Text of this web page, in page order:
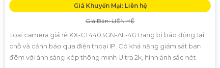
Giá Khuyến Mại: Liên hệ
Giá Bán: LIÊN HỆ
Loại camera giá rẻ KX-CF4403GN-AL-4G trang bị báo động tại
chỗ và cảnh báo qua điện thoại IP. Có khả năng giám sát ban
đêm với ánh sáng kép thông minh Ultra 2k, hình ảnh sắc nét